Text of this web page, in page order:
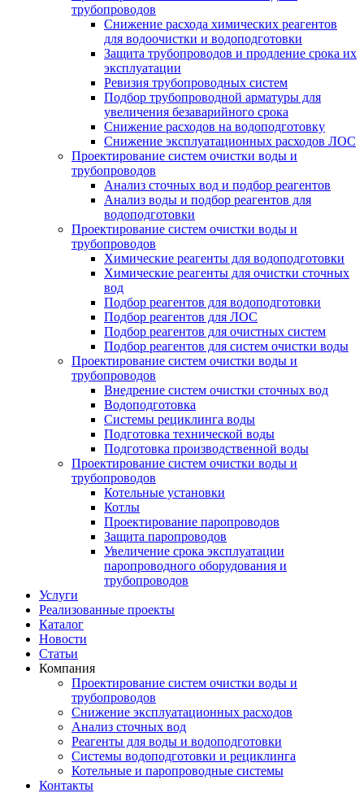
трубопроводов
Снижение расхода химических реагентов
для водоочистки и водоподготовки
Защита трубопроводов и продление срока их
эксплуатации
Ревизия трубопроводных систем
Подбор трубопроводной арматуры для
увеличения безаварийного срока
Снижение расходов на водоподготовку
Снижение эксплуатационных расходов ЛОС
Проектирование систем очистки воды и
трубопроводов
Анализ сточных вод и подбор реагентов
Анализ воды и подбор реагентов для
водоподготовки
Проектирование систем очистки воды и
трубопроводов
Химические реагенты для водоподготовки
Химические реагенты для очистки сточных
вод
Подбор реагентов для водоподготовки
Подбор реагентов для ЛОС
Подбор реагентов для очистных систем
Подбор реагентов для систем очистки воды
Проектирование систем очистки воды и
трубопроводов
Внедрение систем очистки сточных вод
Водоподготовка
Системы рециклинга воды
Подготовка технической воды
Подготовка производственной воды
Проектирование систем очистки воды и
трубопроводов
Котельные установки
Котлы
Проектирование паропроводов
Защита паропроводов
Увеличение срока эксплуатации
паропроводного оборудования и
трубопроводов
Услуги
Реализованные проекты
Каталог
Новости
Статьи
Компания
Проектирование систем очистки воды и
трубопроводов
Снижение эксплуатационных расходов
Анализ сточных вод
Реагенты для воды и водоподготовки
Системы водоподготовки и рециклинга
Котельные и паропроводные системы
Контакты